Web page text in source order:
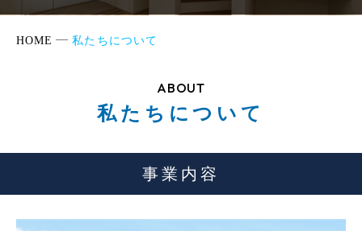
HOME 私たちについて
ABOUT
私たちについて
事業内容